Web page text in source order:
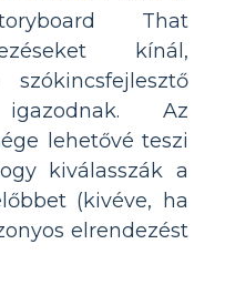
That
kínál,
igazodnak. Az
lehetővé teszi
kiválasszák a
(kivéve, ha
elrendezést